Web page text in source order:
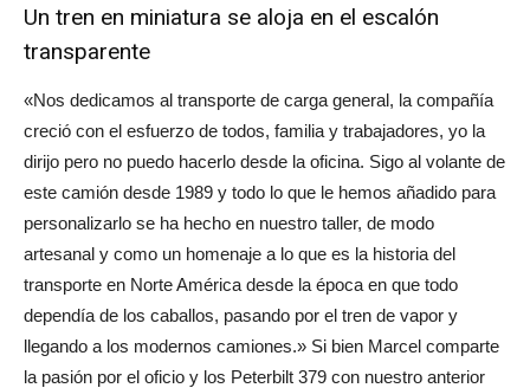
Un tren en miniatura se aloja en el escalón
transparente
«Nos dedicamos al transporte de carga general, la compañía
creció con el esfuerzo de todos, familia y trabajadores, yo la
dirijo pero no puedo hacerlo desde la oficina. Sigo al volante de
este camión desde 1989 y todo lo que le hemos añadido para
personalizarlo se ha hecho en nuestro taller, de modo
artesanal y como un homenaje a lo que es la historia del
transporte en Norte América desde la época en que todo
dependía de los caballos, pasando por el tren de vapor y
llegando a los modernos camiones.» Si bien Marcel comparte
la pasión por el oficio y los Peterbilt 379 con nuestro anterior